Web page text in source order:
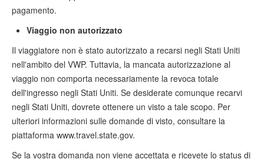
pagamento.
Viaggio non autorizzato
Il viaggiatore non è stato autorizzato a recarsi negli Stati Uniti
nell'ambito del VWP. Tuttavia, la mancata autorizzazione al
viaggio non comporta necessariamente la revoca totale
dell'ingresso negli Stati Uniti. Se desiderate comunque recarvi
negli Stati Uniti, dovrete ottenere un visto a tale scopo. Per
ulteriori informazioni sulle domande di visto, consultare la
piattaforma www.travel.state.gov.
Se la vostra domanda non viene accettata e ricevete lo status di